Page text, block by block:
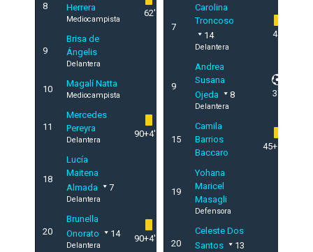
8
Herrera
Mediocampista
62'
9
Brisa de
Ángelis
Delantera
10
Magalí Natta
Mediocampista
11
Mercedes
Pereyra
Delantera
90+4'
18
Lucía
Maitena
Almada
7
Delantera
20
Brunella
Onorato
14
Delantera
90+4'
7
Carolina
Troncoso
14
Delantera
41'
9
Andrea
Susana
Ojeda
8
Delantera
37'
15
Camila
Barrios
Baccaro
45+1'
19
Yohana
Maricel
Masagli
Defensora
20
Celeste Dos
Santos
13